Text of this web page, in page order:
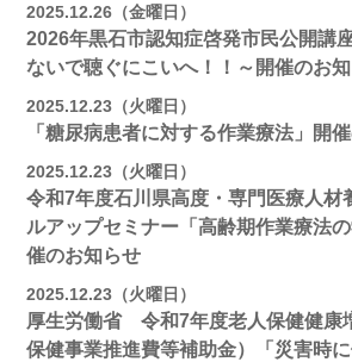
2025.12.26（金曜日）
2026年黒石市認知症啓発市民公開講
ないで聴ぐにこいへ！！～開催のお
2025.12.23（火曜日）
「糖尿病患者に対する作業療法」開
2025.12.23（火曜日）
令和7年度石川県高度・専門医療人材
ルアップセミナー「高齢期作業療法
催のお知らせ
2025.12.23（火曜日）
厚生労働省 令和7年度老人保健健康
保健事業推進費等補助金）「災害時